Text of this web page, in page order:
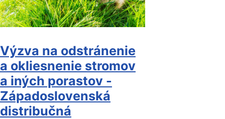
Výzva na odstránenie
a okliesnenie stromov
a iných porastov -
Západoslovenská
distribučná